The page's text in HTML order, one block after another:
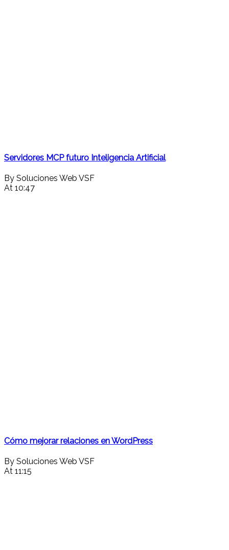
Servidores MCP futuro Inteligencia Artificial
By Soluciones Web VSF
At 10:47
Cómo mejorar relaciones en WordPress
By Soluciones Web VSF
At 11:15